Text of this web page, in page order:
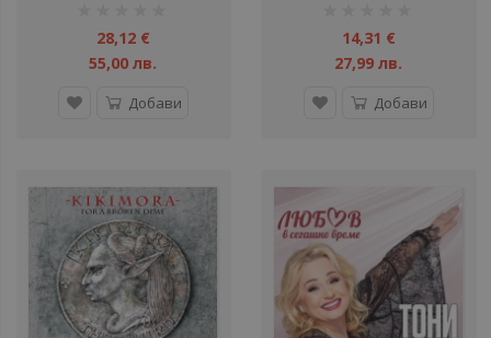
28,12 €
55,00 лв.
Добави
14,31 €
27,99 лв.
Добави